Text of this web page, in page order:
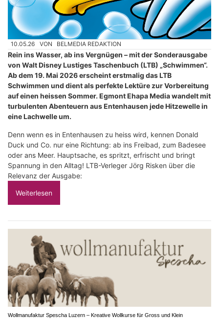
10.05.26 VON BELMEDIA REDAKTION
Rein ins Wasser, ab ins Vergnügen – mit der Sonderausgabe
von Walt Disney Lustiges Taschenbuch (LTB) „Schwimmen“.
Ab dem 19. Mai 2026 erscheint erstmalig das LTB
Schwimmen und dient als perfekte Lektüre zur Vorbereitung
auf einen heissen Sommer. Egmont Ehapa Media wandelt mit
turbulenten Abenteuern aus Entenhausen jede Hitzewelle in
eine Lachwelle um.
Denn wenn es in Entenhausen zu heiss wird, kennen Donald
Duck und Co. nur eine Richtung: ab ins Freibad, zum Badesee
oder ans Meer. Hauptsache, es spritzt, erfrischt und bringt
Spannung in den Alltag! LTB-Verleger Jörg Risken über die
Relevanz der Ausgabe:
Weiterlesen
Wollmanufaktur Spescha Luzern – Kreative Wollkurse für Gross und Klein